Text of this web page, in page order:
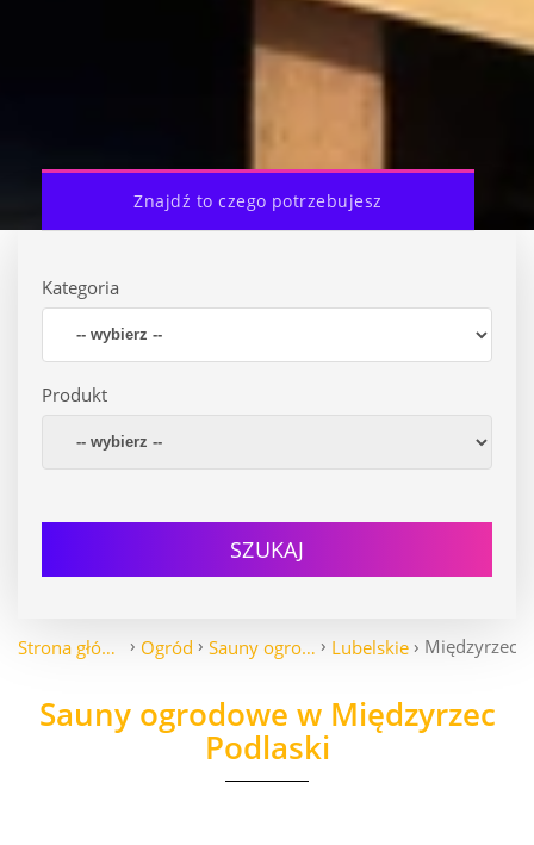
Znajdź to czego potrzebujesz
Kategoria
Produkt
SZUKAJ
Strona główna Ogród Sauny ogrodowe Lubelskie Międzyrzec
Sauny ogrodowe w Międzyrzec
Podlaski